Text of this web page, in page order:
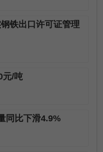
铁出口许可证管理
元/吨
同比下滑4.9%